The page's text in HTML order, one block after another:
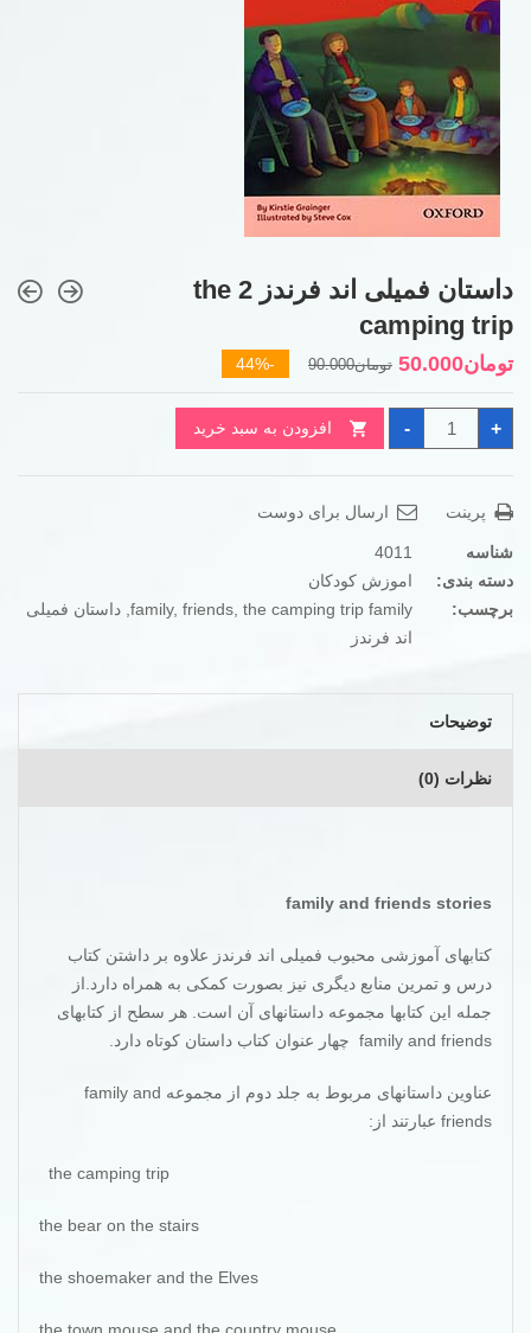
داستان فمیلی اند فرندز 2 the
camping trip
تومان90.000قیمت
اصلی
تومان90.000
بود.
تومان50.000
قیمت
فعلی
تومان50.000
است.
-
داستان
فمیلی
اند
2
camping
عدد
+ افزودن به سبد خرید
پرینت ارسال برای دوست
شناسه
4011
دسته بندی:
اموزش کودکان
برچسب:
family ,friends ,the camping trip family
, داستان فمیلی
اند فرندز
توضیحات
نظرات (0)
family and friends stories
کتابهای آموزشی محبوب فمیلی اند فرندز علاوه بر داشتن کتاب
درس و تمرین منابع دیگری نیز بصورت کمکی به همراه دارد.از
جمله این کتابها مجموعه داستانهای آن است. هر سطح از کتابهای
family and friends چهار عنوان کتاب داستان کوتاه دارد.
عناوین داستانهای مربوط به جلد دوم از مجموعه family and
friends عبارتند از:
the camping trip
the bear on the stairs
the shoemaker and the Elves